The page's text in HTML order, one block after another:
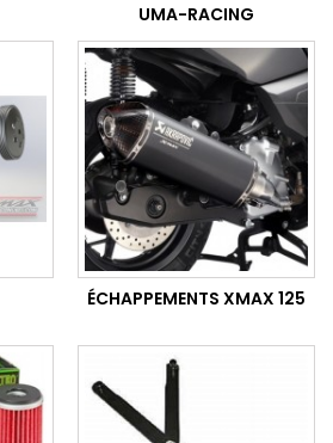
UMA-RACING
ÉCHAPPEMENTS XMAX 125